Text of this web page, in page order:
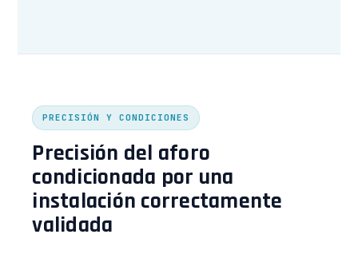
PRECISIÓN Y CONDICIONES
Precisión del aforo
condicionada por una
instalación correctamente
validada